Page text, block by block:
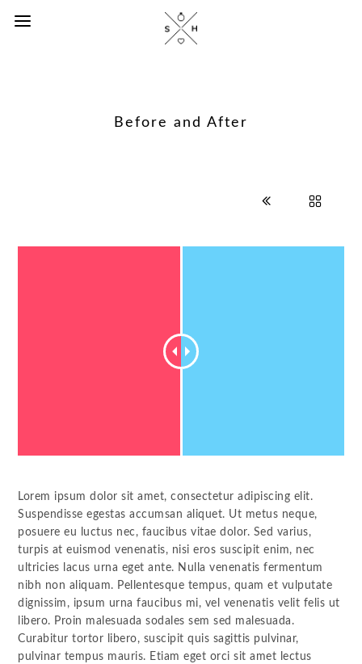
Before and After
Lorem ipsum dolor sit amet, consectetur adipiscing elit.
Suspendisse egestas accumsan aliquet. Ut metus neque,
posuere eu luctus nec, faucibus vitae dolor. Sed varius,
turpis at euismod venenatis, nisi eros suscipit enim, nec
ultricies lacus urna eget ante. Nulla venenatis fermentum
nibh non aliquam. Pellentesque tempus, quam et vulputate
dignissim, ipsum urna faucibus mi, vel venenatis velit felis ut
libero. Proin malesuada sodales sem sed malesuada.
Curabitur tortor libero, suscipit quis sagittis pulvinar,
pulvinar tempus mauris. Etiam eget orci sit amet lectus